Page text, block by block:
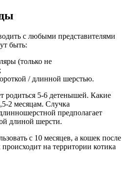
с любыми представителями
быть:
(только не
/ длинной шерстью.
родиться 5-6 детенышей. Какие
2 месяцам. Случка
предполагает
длиной шерсти.
с 10 месяцев, а кошек после
на территории котика